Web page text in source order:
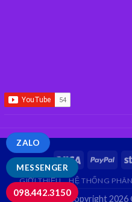
GIỚI THIỆU HỆ THỐNG
Copyright 2026
MESSENGER
ZALO
098.442.3150